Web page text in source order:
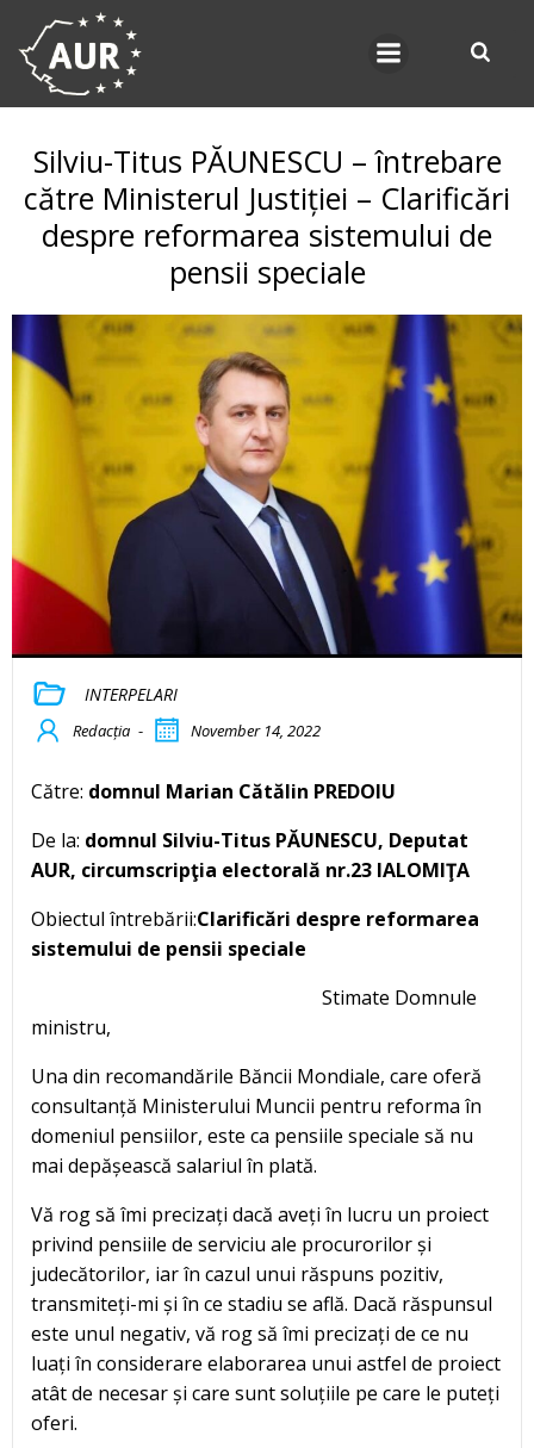
Silviu-Titus PĂUNESCU – întrebare
către Ministerul Justiției – Clarificări
despre reformarea sistemului de
pensii speciale
INTERPELARI
Redacția - November 14, 2022
Către: domnul Marian Cătălin PREDOIU
De la: domnul Silviu-Titus PĂUNESCU, Deputat
AUR, circumscripţia electorală nr.23 IALOMIŢA
Obiectul întrebării:Clarificări despre reformarea
sistemului de pensii speciale
Stimate Domnule
ministru,
Una din recomandările Băncii Mondiale, care oferă
consultanță Ministerului Muncii pentru reforma în
domeniul pensiilor, este ca pensiile speciale să nu
mai depășească salariul în plată.
Vă rog să îmi precizați dacă aveți în lucru un proiect
privind pensiile de serviciu ale procurorilor și
judecătorilor, iar în cazul unui răspuns pozitiv,
transmiteți-mi și în ce stadiu se află. Dacă răspunsul
este unul negativ, vă rog să îmi precizați de ce nu
luați în considerare elaborarea unui astfel de proiect
atât de necesar și care sunt soluțiile pe care le puteți
oferi.